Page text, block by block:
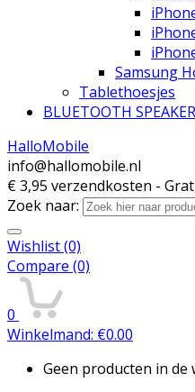
Samsung
Tablethoesjes
BLUETOOTH SPEAKER
HalloMobile
info@hallomobile.nl
€ 3,95 verzendkosten -
Zoek naar:
Wishlist(0)
Compare (0)
0
Winkelmand: €0.00
Geen producten in de